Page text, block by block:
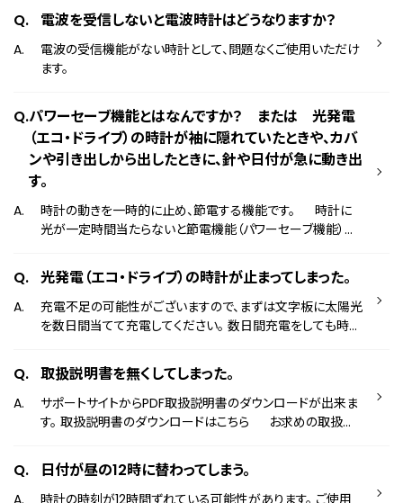
度で時刻を表示するため、正確な時刻からずれてしまう場合
がございます。 2. 時刻を正しく表示するための設定がず
れている場合 時刻を正しく表示するための設定（基準位置
の設定）を行ってください。 この設定がずれてしまっている場
がございます。 なお、下記の操作や仕様は製品によって異
なるため、詳しくは取扱説明書をご確認ください。 ・電波
が受信できているかの確認方法 ・電波の受信方法 ・電波を
受信していないときの精度 ・基準位置の設定方法 取扱説明
書はこちら
電波を受信しないと電波時計はどうなりますか？
電波の受信機能がない時計として、問題なくご使用いただけ
ます。
パワーセーブ機能とはなんですか？ または 光発電
（エコ・ドライブ）の時計が袖に隠れていたときや、カバ
ンや引き出しから出したときに、針や日付が急に動き出
す。
時計の動きを一時的に止め、節電する機能です。 時計に
光が一定時間当たらないと節電機能（パワーセーブ機能）が
電機能が解除され、再び針や日付が動き出します。 そのた
め、時計が袖に隠れていたときや、カバンや引き出しから出し
たときに、針や日付が急に動き出すことがあります。
光発電（エコ・ドライブ）の時計が止まってしまった。
充電不足の可能性がございますので、まずは文字板に太陽光
を数日間当てて充電してください。 数日間充電をしても時計
お問い合わせください。 お問い合わせ窓口はこちら ※冬
は長袖で時計が隠れてしまうため、太陽光が当たりにくくな
ります。日照時間も短いため、夏よりも太陽光に当てることを
心がけてください。 ※充電が完了する時間は製品によって異
書はこちら
取扱説明書を無くしてしまった。
サポートサイトからPDF取扱説明書のダウンロードが出来ま
す。 取扱説明書のダウンロードはこちら お求めの取扱説
い合わせください。 お問い合わせ窓口はこちら ※シチズ
ン時計では、すべての取扱説明書を電子化しております。 取
扱説明書電子化のお知らせ
日付が昼の12時に替わってしまう。
時計の時刻が12時間ずれている可能性があります。 ご使用